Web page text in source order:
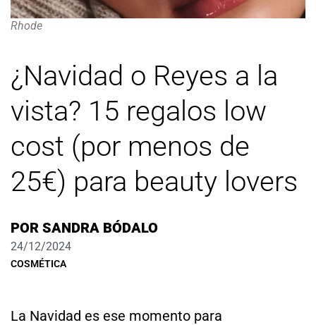
Rhode
¿Navidad o Reyes a la
vista? 15 regalos low
cost (por menos de
25€) para beauty lovers
POR SANDRA BÓDALO
24/12/2024
COSMÉTICA
La Navidad es ese momento para